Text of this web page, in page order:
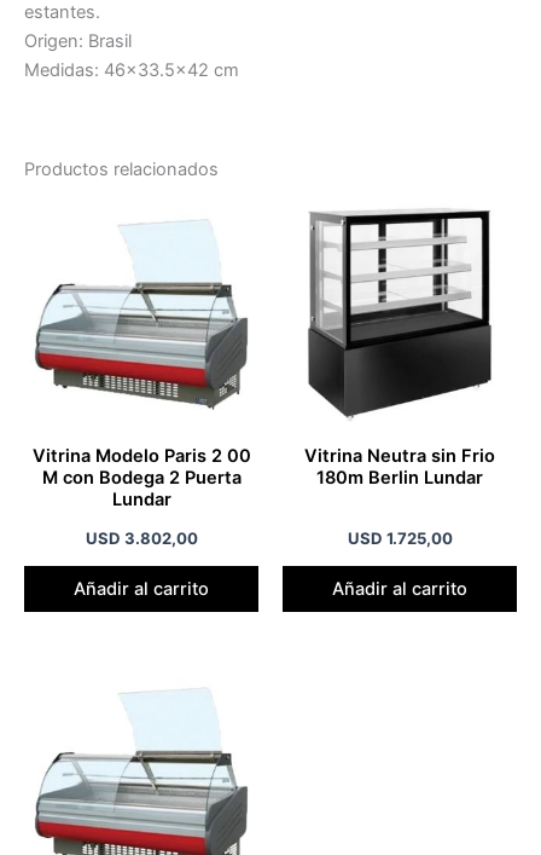
estantes.
Origen: Brasil
Medidas: 46×33.5×42 cm
Productos relacionados
Vitrina Modelo Paris 2 00
M con Bodega 2 Puerta
Lundar
USD 3.802,00
Añadir al carrito
Vitrina Neutra sin Frio
180m Berlin Lundar
USD 1.725,00
Añadir al carrito